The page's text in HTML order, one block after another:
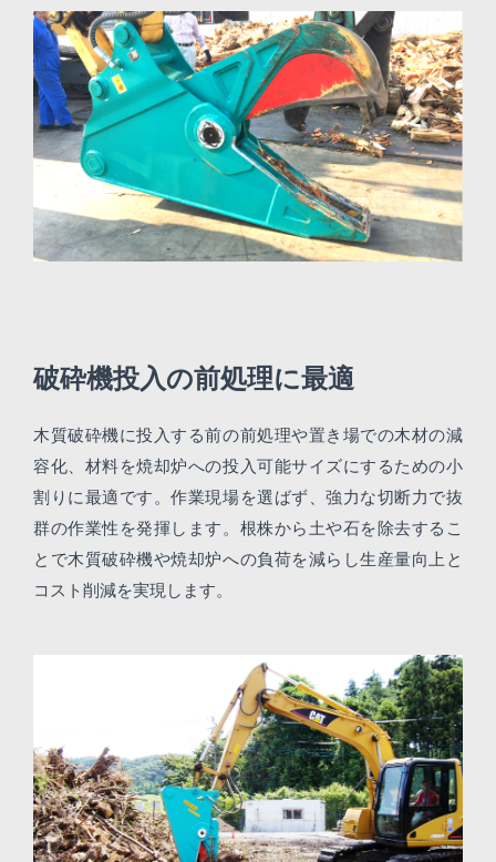
破砕機投入の前処理に最適
木質破砕機に投入する前の前処理や置き場での木材の減
容化、材料を焼却炉への投入可能サイズにするための小
割りに最適です。作業現場を選ばず、強力な切断力で抜
群の作業性を発揮します。根株から土や石を除去するこ
とで木質破砕機や焼却炉への負荷を減らし生産量向上と
コスト削減を実現します。